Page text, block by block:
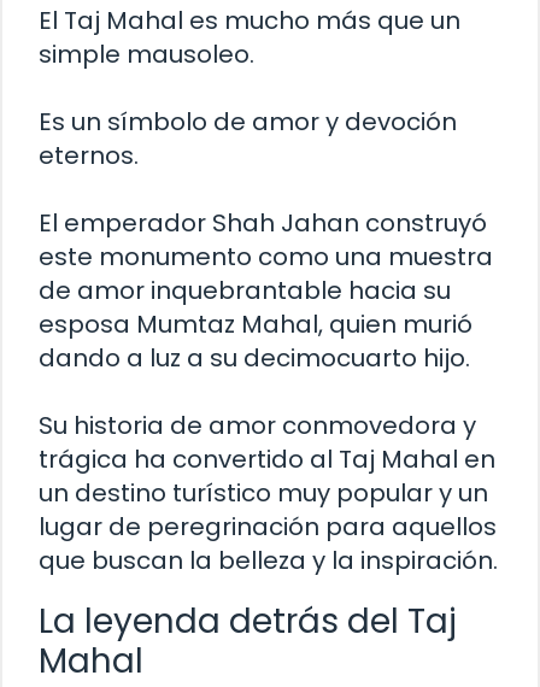
El Taj Mahal es mucho más que un
simple mausoleo.
Es un símbolo de amor y devoción
eternos.
El emperador Shah Jahan construyó
este monumento como una muestra
de amor inquebrantable hacia su
esposa Mumtaz Mahal, quien murió
dando a luz a su decimocuarto hijo.
Su historia de amor conmovedora y
trágica ha convertido al Taj Mahal en
un destino turístico muy popular y un
lugar de peregrinación para aquellos
que buscan la belleza y la inspiración.
La leyenda detrás del Taj
Mahal